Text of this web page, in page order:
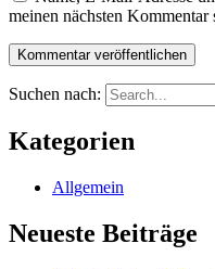
meinen nächsten Kommentar
Suchen nach:
Kategorien
Allgemein
Neueste Beiträge